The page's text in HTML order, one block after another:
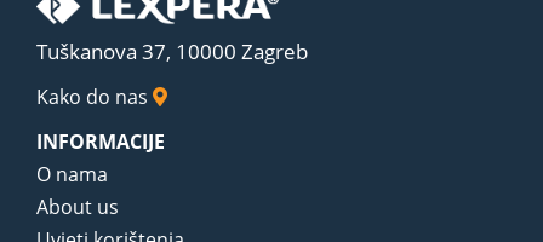
Tuškanova 37, 10000 Zagreb
Kako do nas
INFORMACIJE
O nama
About us